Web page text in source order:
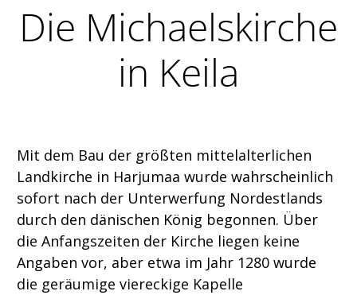
Die Michaelskirche
in Keila
Mit dem Bau der größten mittelalterlichen
Landkirche in Harjumaa wurde wahrscheinlich
sofort nach der Unterwerfung Nordestlands
durch den dänischen König begonnen. Über
die Anfangszeiten der Kirche liegen keine
Angaben vor, aber etwa im Jahr 1280 wurde
die geräumige viereckige Kapelle